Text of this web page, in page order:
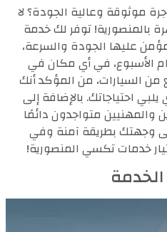
موثوقة وعالية الجودة؟ لا
بالمنصورية! توفر لك خدمة
عليها الجودة والسرعة،
الأسبوع، في أي مكان في
السيارات، من المؤكد أنك
احتياجاتك. بالإضافة إلى
والمهنيين متواجدون دائمًا
وجهتك بطريقة آمنة وفي
خدمات تكسي المنصورية!